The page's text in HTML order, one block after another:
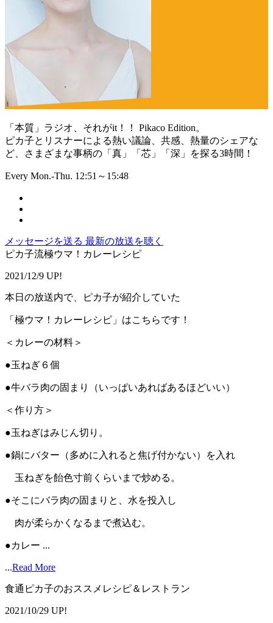
「本質」ラジオ、それがit！！ Pikaco Edition。
ピカ子とリスナーによる熱い議論、共感、熱量のシェアな
ど、さまざまな事柄の「真」「芯」「深」を探る3時間！
Every Mon.-Thu. 12:51～15:48
メッセージを送る 最新の放送を聴く
ピカ子流極ウマ！カレーレシピ
2021/12/9 UP!
本日の放送内で、ピカ子が紹介していた
「極ウマ！カレーレシピ」はこちらです！
＜カレーの材料＞
●玉ねぎ６個
●牛バラ肉の固まり（いっぱいあればあるほどいい）
＜作り方＞
●玉ねぎはみじん切り。
●鍋にバター（多めに入れると焦げ付かない）を入れ
玉ねぎを飴色寸前くらいまで炒める。
●そこにバラ肉の固まりと、水を投入し
肉が柔らかくなるまで煮込む。
●カレー ...
...Read More
食通ピカ子のおススメレシピ＆レストラン
2021/10/29 UP!